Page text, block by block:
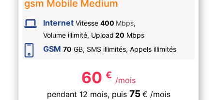
gsm Mobile Medium
Internet Vitesse 400 Mbps,
Volume illimité, Upload 20 Mbps
GSM 70 GB, SMS illimités, Appels illimités
60 € /mois
pendant 12 mois, puis 75 € /mois